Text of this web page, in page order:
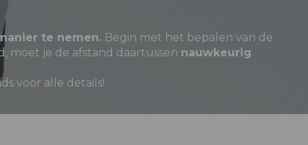
te nemen. Begin met het bepalen van de
moet je de afstand daartussen nauwkeurig
voor alle details!